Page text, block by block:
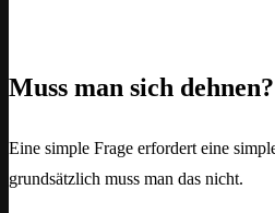
Muss man sich dehnen?
Eine simple Frage erfordert eine
grundsätzlich muss man das nicht.